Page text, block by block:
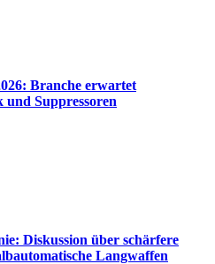
Branche erwartet
Suppressoren
Diskussion über schärfere
Langwaffen